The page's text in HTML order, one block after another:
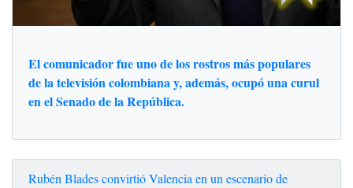
El comunicador fue uno de los rostros más populares
de la televisión colombiana y, además, ocupó una curul
en el Senado de la República.
Rubén Blades convirtió Valencia en un escenario de